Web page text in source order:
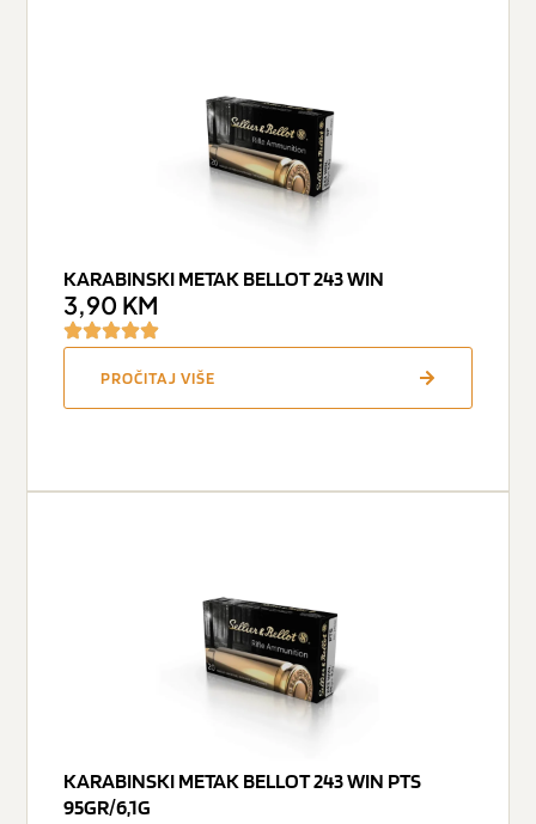
KARABINSKI METAK BELLOT 243 WIN
3,90 KM
PROČITAJ VIŠE
KARABINSKI METAK BELLOT 243 WIN PTS
95GR/6,1G